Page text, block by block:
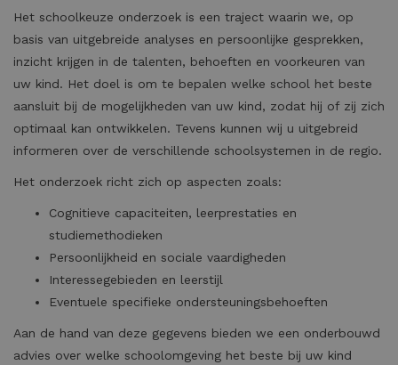
Het schoolkeuze onderzoek is een traject waarin we, op
basis van uitgebreide analyses en persoonlijke gesprekken,
inzicht krijgen in de talenten, behoeften en voorkeuren van
uw kind. Het doel is om te bepalen welke school het beste
aansluit bij de mogelijkheden van uw kind, zodat hij of zij zich
optimaal kan ontwikkelen. Tevens kunnen wij u uitgebreid
informeren over de verschillende schoolsystemen in de regio.
Het onderzoek richt zich op aspecten zoals:
Cognitieve capaciteiten, leerprestaties en
studiemethodieken
Persoonlijkheid en sociale vaardigheden
Interessegebieden en leerstijl
Eventuele specifieke ondersteuningsbehoeften
Aan de hand van deze gegevens bieden we een onderbouwd
advies over welke schoolomgeving het beste bij uw kind